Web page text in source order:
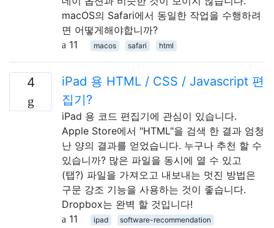
macOS의 Safari에서 동일한 작업을 수행하려
면 어떻게해야합니까?
11
macos safari html
4
iPad 용 HTML / CSS / Javascript 편
집기?
iPad 용 코드 편집기에 관심이 있습니다.
Apple Store에서 "HTML"을 검색 한 결과 엄청
난 양의 결과를 얻었습니다. 누구나 추천 할 수
있습니까? 많은 파일을 동시에 열 수 있고
(탭?) 파일을 가져오고 내보내는 멋진 방법은
구문 강조 기능을 사용하는 것이 좋습니다.
Dropbox는 완벽 할 것입니다!
11
ipad
software-recommendation